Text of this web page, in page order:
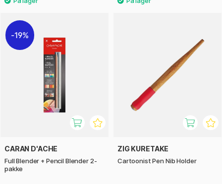
19%
CARAN D'ACHE
Full Blender + Pencil Blender 2-
pakke
ZIG KURETAKE
Cartoonist Pen Nib Holder